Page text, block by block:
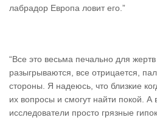
лабрадор Европа ловит его.”
“Все это весьма печально для
разыгрываются, все отрицается,
стороны. Я надеюсь, что близкие
их вопросы и смогут найти покой. А
исследователи просто грязные